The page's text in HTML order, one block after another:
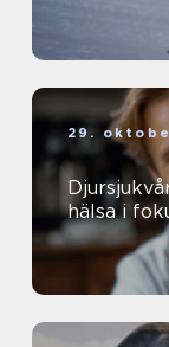
29.
hälsa i